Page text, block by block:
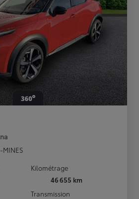
MINES
Kilométrage
46 655 km
Transmission